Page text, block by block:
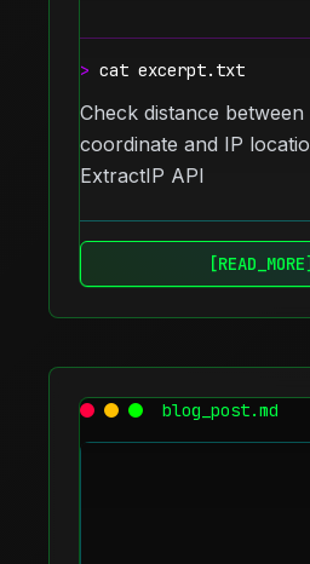
> cat excerpt.txt
Check distance
coordinate and IP
ExtractIP API
blog_post.md